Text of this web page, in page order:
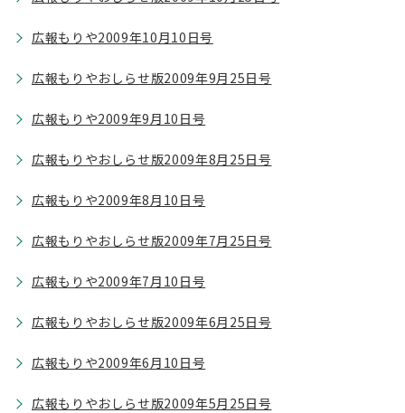
広報もりや2009年10月10日号
広報もりやおしらせ版2009年9月25日号
広報もりや2009年9月10日号
広報もりやおしらせ版2009年8月25日号
広報もりや2009年8月10日号
広報もりやおしらせ版2009年7月25日号
広報もりや2009年7月10日号
広報もりやおしらせ版2009年6月25日号
広報もりや2009年6月10日号
広報もりやおしらせ版2009年5月25日号